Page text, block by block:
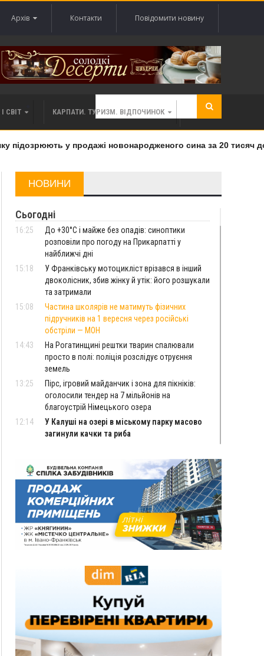
Архів Контакти Повідомити новину
СВІТ КАРПАТИ. ТУРИЗМ. ВІДПОЧИНОК
у продажі новонародженого сина за 20 тисяч
НОВИНИ
Сьогодні
16:25
До +30°C і майже без опадів: синоптики
розповіли про погоду на Прикарпатті у
найближчі дні
15:18
У Франківську мотоцикліст врізався в інший
двоколісник, збив жінку й утік: його розшукали
та затримали
15:08
Частина школярів не матимуть фізичних
підручників на 1 вересня через російські
обстріли — МОН
14:43
На Рогатинщині рештки тварин спалювали
просто в полі: поліція розслідує отруєння
земель
13:25
Пірс, ігровий майданчик і зона для пікніків:
оголосили тендер на 7 мільйонів на
благоустрій Німецького озера
12:14
У Калуші на озері в міському парку масово
загинули качки та риба
600 тисяч за переправлення чоловіків до
Румунії
10:49
На Прикарпатті через негоду сталися аварійні
вимкнення світла
10:43
За змову на тендері для Долинської лікарні
двох підприємців оштрафували на 272 тисячі
гривень
Яремчанський суд виніс вирок чоловіку, який
за 8,5 тисяч
давньоруську вагову гирку XII–XIII століть
09:39
У Франківську медики провели серію
складних операцій на аорті
Вчора